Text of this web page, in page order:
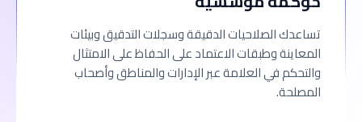
تساعدك الصلاحيات الدقيقة وسجلات التدقيق وبيئات
المعاينة وطبقات الاعتماد على الحفاظ على الامتثال
والتحكم في العلامة عبر الإدارات والمناطق وأصحاب
المصلحة.